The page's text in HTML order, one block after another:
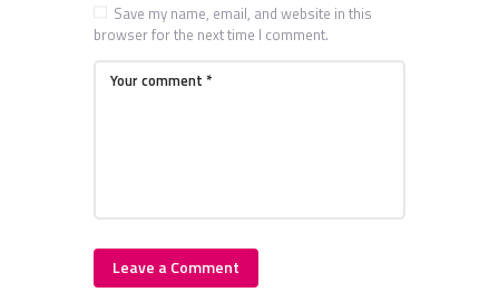
Save my name, email, and website in this
browser for the next time I comment.